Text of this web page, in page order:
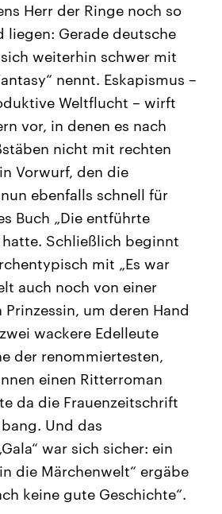
Anhalt
6.
neuen
das
aus
Berichte
USA
Aktuelle Beiträge,
Hintergründe
Wirtschaftlich und
gehören die Vereinigten
den mächtigsten Ländern
mit großem Einfluss auf
aktuelle Weltgeschehen.
Herr der Ringe noch so
liegen: Gerade deutsche
weiterhin schwer mit
nennt. Eskapismus –
Weltflucht – wirft
vor, in denen es nach
nicht mit rechten
Vorwurf, den die
ebenfalls schnell für
Buch „Die entführte
hatte. Schließlich beginnt
mit „Es war
auch noch von einer
um deren Hand
wackere Edelleute
der renommiertesten,
einen Ritterroman
da die Frauenzeitschrift
Und das
war sich sicher: ein
die Märchenwelt“ ergäbe
keine gute Geschichte“.